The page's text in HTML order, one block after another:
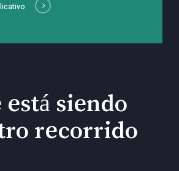
está siendo
recorrido